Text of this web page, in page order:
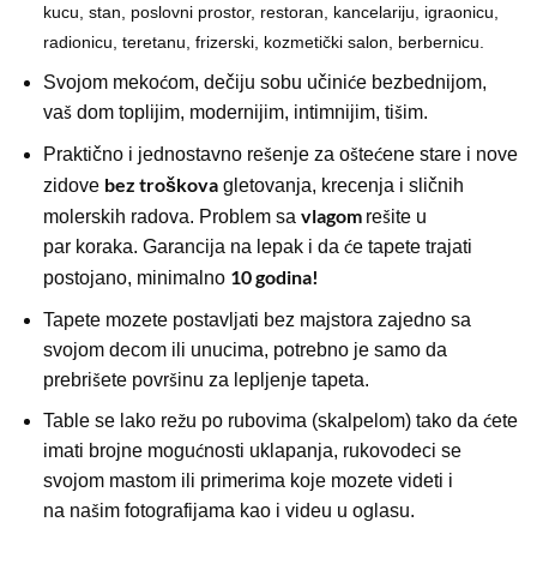
kucu, stan, poslovni prostor, restoran, kancelariju, igraonicu,
radionicu, teretanu, frizerski, kozmetički salon, berbernicu.
Svojom mekoćom, dečiju sobu učiniće bezbednijom,
vaš dom toplijim, modernijim, intimnijim, tišim.
Praktično i jednostavno rešenje za oštećene stare i nove
zidove bez troškovagletovanja, krecenja i sličnih
molerskih radova. Problem sa vlagom rešite u
par koraka. Garancija na lepak i da će tapete trajati
postojano, minimalno 10 godina!
Tapete mozete postavljati bez majstora zajedno sa
svojom decom ili unucima, potrebno je samo da
prebrišete površinu za lepljenje tapeta.
Table se lako režu po rubovima (skalpelom) tako da ćete
imati brojne mogućnosti uklapanja, rukovodeci se
svojom mastom ili primerima koje mozete videti i
na našim fotografijama kao i videu u oglasu.